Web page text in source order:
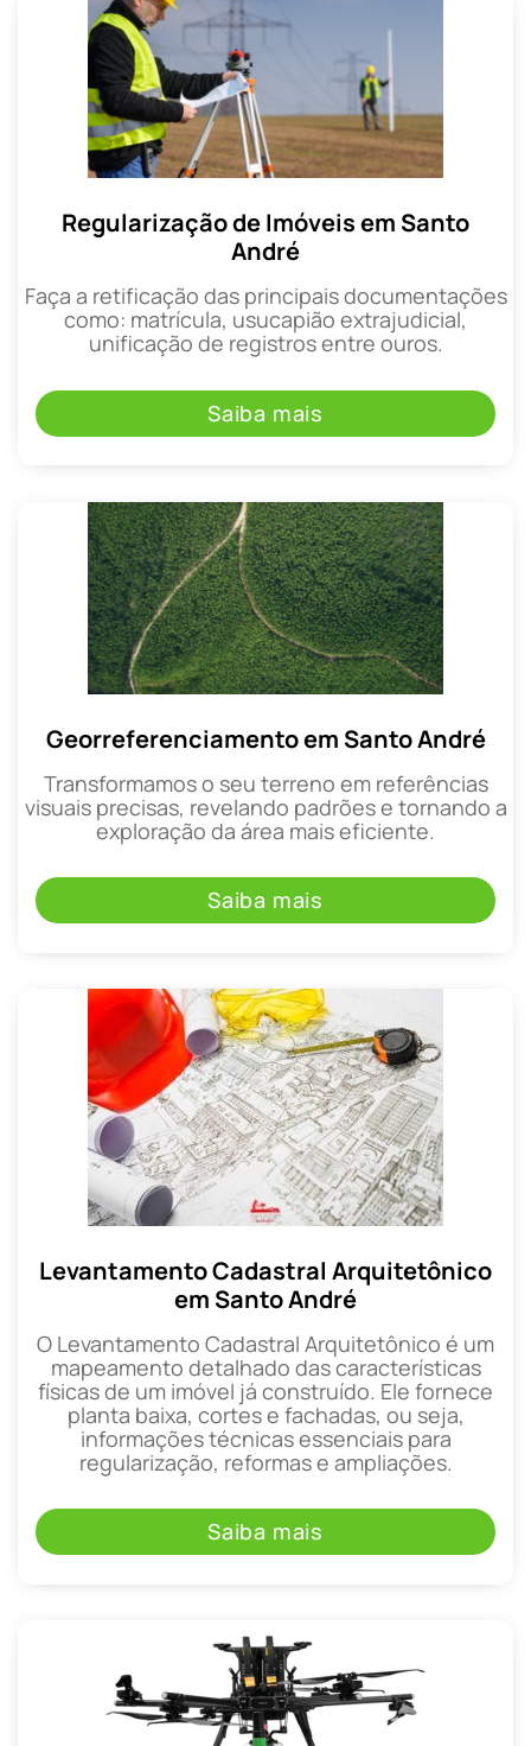
Regularização de Imóveis em Santo
André
Faça a retificação das principais documentações
como: matrícula, usucapião extrajudicial,
unificação de registros entre ouros.
Saiba mais
Georreferenciamento em Santo André
Transformamos o seu terreno em referências
visuais precisas, revelando padrões e tornando a
exploração da área mais eficiente.
Saiba mais
Levantamento Cadastral Arquitetônico
em Santo André
O Levantamento Cadastral Arquitetônico é um
mapeamento detalhado das características
físicas de um imóvel já construído. Ele fornece
planta baixa, cortes e fachadas, ou seja,
informações técnicas essenciais para
regularização, reformas e ampliações.
Saiba mais